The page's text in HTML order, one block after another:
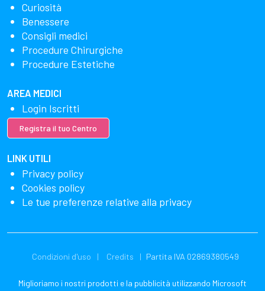
Curiosità
Benessere
Consigli medici
Procedure Chirurgiche
Procedure Estetiche
AREA MEDICI
Login Iscritti
Registra il tuo Centro
LINK UTILI
Privacy policy
Cookies policy
Le tue preferenze relative alla privacy
Condizioni d'uso Credits Partita IVA 02869380549
Miglioriamo i nostri prodotti e la pubblicità utilizzando Microsoft